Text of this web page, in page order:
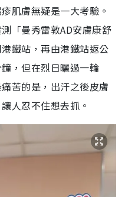
肌膚無疑是一大考驗。
「曼秀雷敦AD安膚康舒
鐵站，再由港鐵站返公
，但在烈日曬過一輪
苦的是，出汗之後皮膚
人忍不住想去抓。